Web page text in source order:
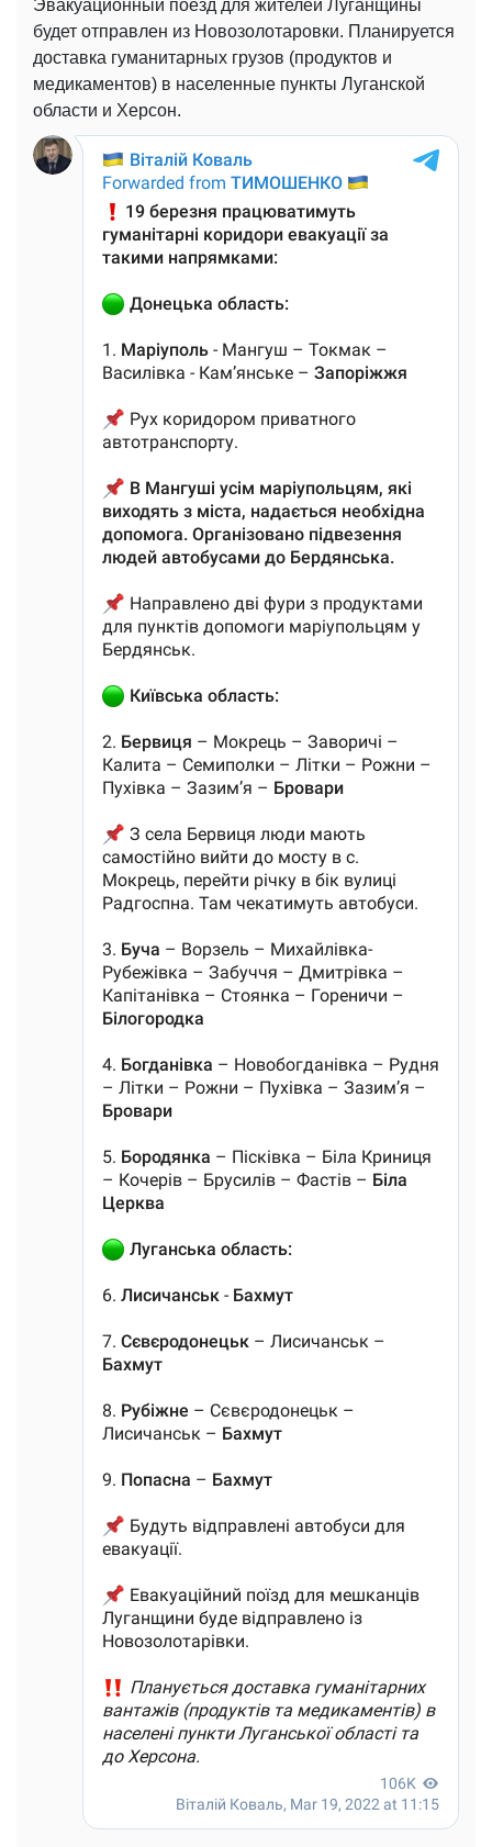
Эвакуационный поезд для жителей Луганщины
будет отправлен из Новозолотаровки. Планируется
доставка гуманитарных грузов (продуктов и
медикаментов) в населенные пункты Луганской
области и Херсон.